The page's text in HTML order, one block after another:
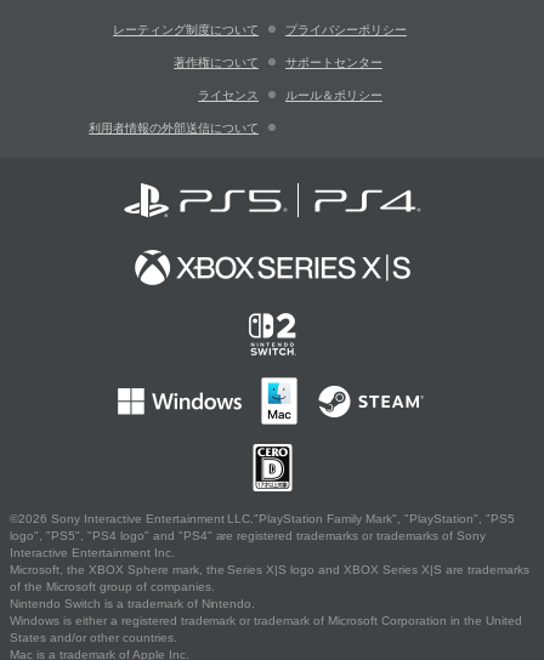
レーティング制度について プライバシーポリシー
著作権について サポートセンター
ライセンス ルール＆ポリシー
利用者情報の外部送信について
©2026 Sony Interactive Entertainment LLC."PlayStation Family Mark", "PlayStation", "PS5
logo", "PS5", "PS4 logo" and "PS4" are registered trademarks or trademarks of Sony
Interactive Entertainment Inc.
Microsoft, the XBOX Sphere mark, the Series X|S logo and XBOX Series X|S are trademarks
of the Microsoft group of companies.
Nintendo Switch is a trademark of Nintendo.
Windows is either a registered trademark or trademark of Microsoft Corporation in the United
States and/or other countries.
Mac is a trademark of Apple Inc.